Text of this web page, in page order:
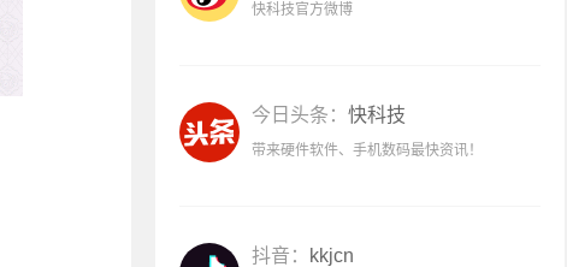
快科技官方微博
今日头条： 快科技
带来硬件软件、手机数码最快资讯！
抖音： kkjcn